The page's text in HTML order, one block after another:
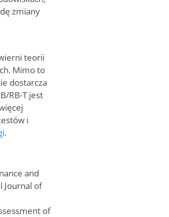
zmiany
teorii
Mimo to
dostarcza
RB-T jest
i
.
and
Journal of
of